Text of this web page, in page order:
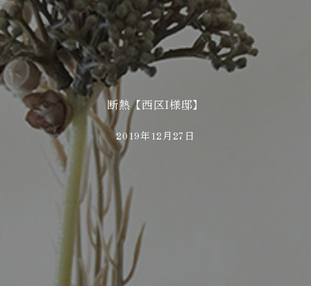
断熱【西区I様邸】
2019年12月27日